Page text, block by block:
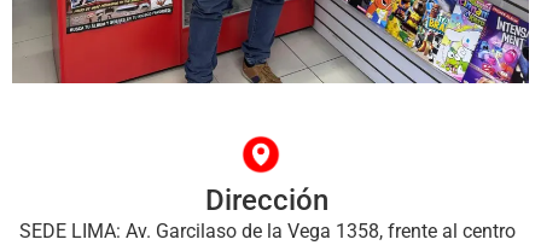
Dirección
SEDE LIMA: Av. Garcilaso de la Vega 1358, frente al centro